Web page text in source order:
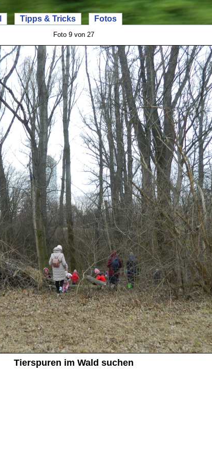
Tipps & Tricks Fotos
Foto 9 von 27
Tierspuren im Wald suchen